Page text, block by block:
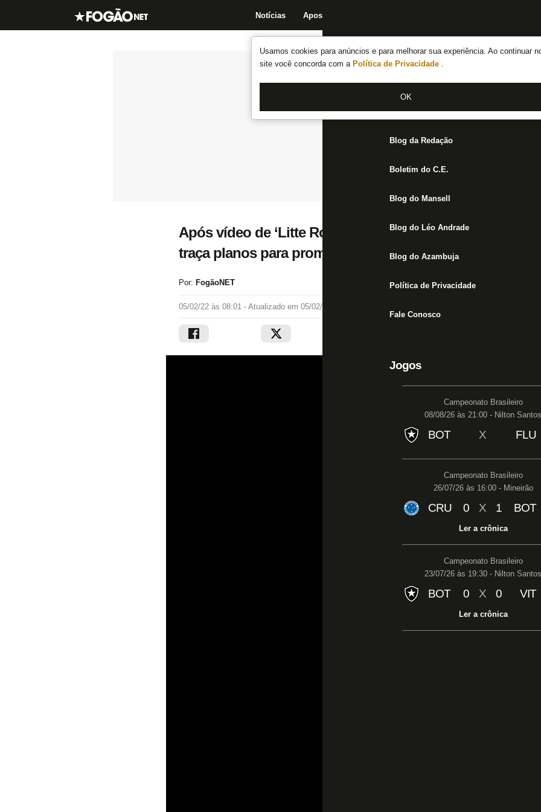
Usamos cookies para anúncios e para melhorar sua experiência. Ao continuar
site você concorda com a Política de Privacidade .
OK
Notícias Apostas
Notícias do Botafogo
Fórum
Jogos
Blog da Redação
Boletim do C.E.
Blog do Mansell
Blog do Léo Andrade
Blog do Azambuja
Política de Privacidade
Fale Conosco
Jogos
Campeonato Brasileiro
08/08/26 às 21:00 - Nilton Santos
BOT X FLU
Campeonato Brasileiro
26/07/26 às 16:00 - Mineirão
CRU 0 X 1 BOT
Ler a crônica
Campeonato Brasileiro
23/07/26 às 19:30 - Nilton Santos
BOT 0 X 0 VIT
Ler a crônica
Após vídeo de ‘Litte Ronaldo’ com camisa do Botafogo,
traça planos para promessa
Por: FogãoNET
05/02/22 às 08:01 - Atualizado em 05/02/22 às 09:03